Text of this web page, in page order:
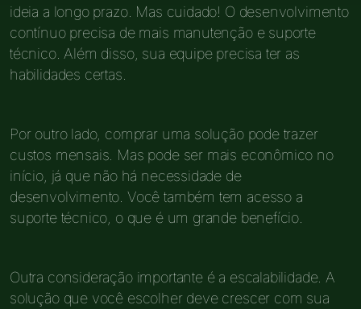
ideia a longo prazo. Mas cuidado! O desenvolvimento
contínuo precisa de mais manutenção e suporte
técnico. Além disso, sua equipe precisa ter as
habilidades certas.
Por outro lado, comprar uma solução pode trazer
custos mensais. Mas pode ser mais econômico no
início, já que não há necessidade de
desenvolvimento. Você também tem acesso a
suporte técnico, o que é um grande benefício.
Outra consideração importante é a escalabilidade. A
solução que você escolher deve crescer com sua